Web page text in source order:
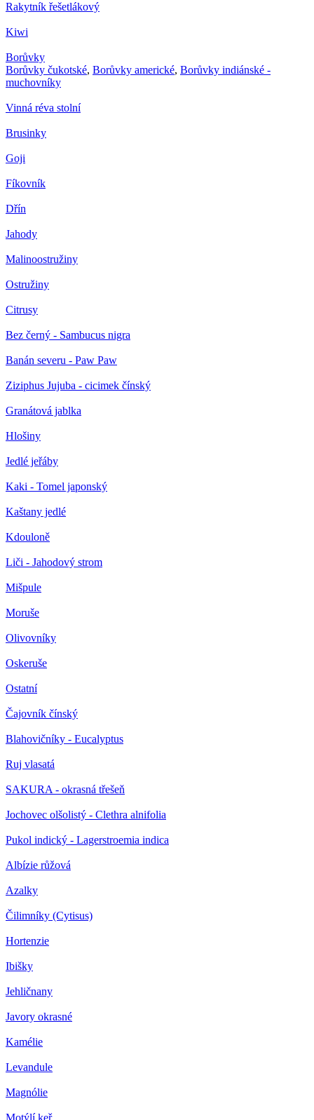
Rakytník řešetlákový
Kiwi
Borůvky
Borůvky čukotské, Borůvky americké, Borůvky indiánské -
muchovníky
Vinná réva stolní
Brusinky
Goji
Fíkovník
Dřín
Jahody
Malinoostružiny
Ostružiny
Citrusy
Bez černý - Sambucus nigra
Banán severu - Paw Paw
Ziziphus Jujuba - cicimek čínský
Granátová jablka
Hlošiny
Jedlé jeřáby
Kaki - Tomel japonský
Kaštany jedlé
Kdouloně
Liči - Jahodový strom
Mišpule
Moruše
Olivovníky
Oskeruše
Ostatní
Čajovník čínský
Blahovičníky - Eucalyptus
Ruj vlasatá
SAKURA - okrasná třešeň
Jochovec olšolistý - Clethra alnifolia
Pukol indický - Lagerstroemia indica
Albízie růžová
Azalky
Čilimníky (Cytisus)
Hortenzie
Ibišky
Jehličnany
Javory okrasné
Kamélie
Levandule
Magnólie
Motýlí keř